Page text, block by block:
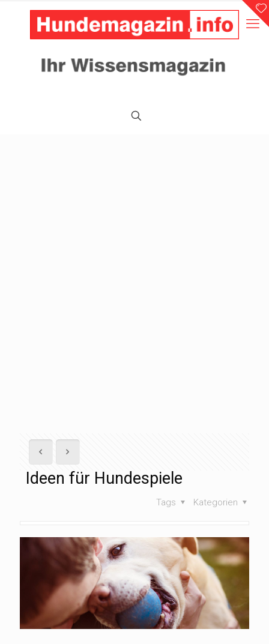
Ideen für Hundespiele
Kategorien
Tags